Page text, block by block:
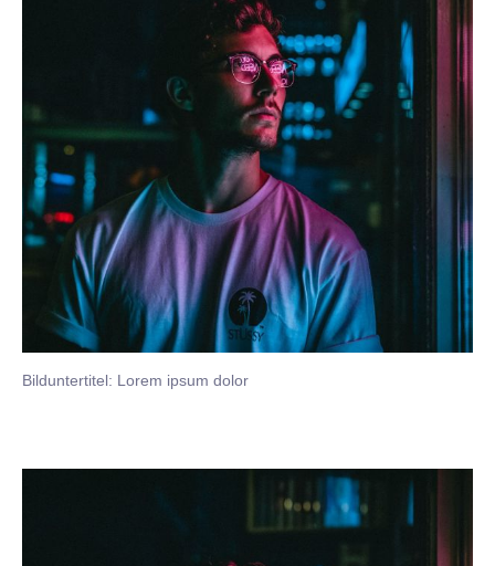
Bilduntertitel: Lorem ipsum dolor